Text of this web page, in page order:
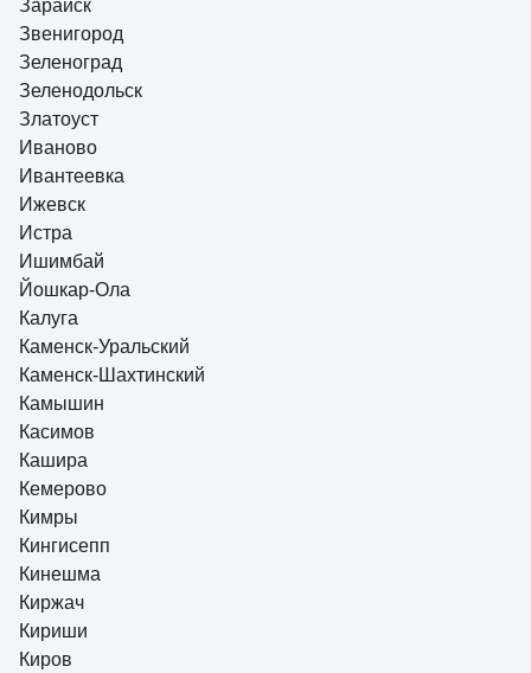
Зарайск
Звенигород
Зеленоград
Зеленодольск
Златоуст
Иваново
Ивантеевка
Ижевск
Истра
Ишимбай
Йошкар-Ола
Калуга
Каменск-Уральский
Каменск-Шахтинский
Камышин
Касимов
Кашира
Кемерово
Кимры
Кингисепп
Кинешма
Киржач
Кириши
Киров